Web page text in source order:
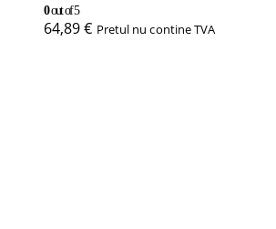
0out of 5
64,89€ Pretul nu contine TVA